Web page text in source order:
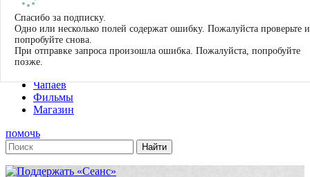
О нас
Журнал
Книги
Чапаев
Фильмы
Магазин
помочь
Спасибо за подписку.
Одно или несколько полей содержат ошибку. Пожалуйста проверьте и
попробуйте снова.
При отправке запроса произошла ошибка. Пожалуйста, попробуйте
позже.